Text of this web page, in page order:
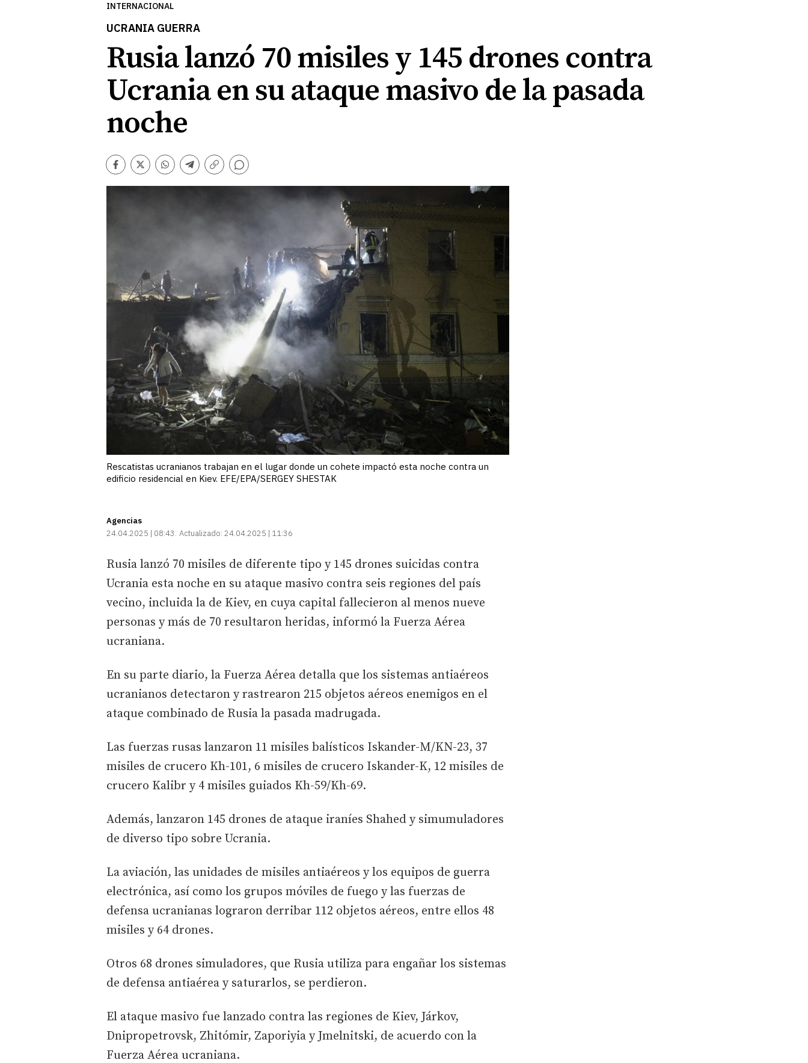
INTERNACIONAL
UCRANIA GUERRA
Rusia lanzó 70 misiles y 145 drones contra
Ucrania en su ataque masivo de la pasada
noche
Facebook
TwitterWhatsapp
Telegram
Copiar
enlace
Comentarios
Rescatistas ucranianos trabajan en el lugar donde un cohete impactó esta noche contra un
edificio residencial en Kiev. EFE/EPA/SERGEY SHESTAK
Agencias
24.04.2025 | 08:43 Actualizado: 24.04.2025 | 11:36
Rusia lanzó 70 misiles de diferente tipo y 145 drones suicidas contra
Ucrania esta noche en su ataque masivo contra seis regiones del país
vecino, incluida la de Kiev, en cuya capital fallecieron al menos nueve
personas y más de 70 resultaron heridas, informó la Fuerza Aérea
ucraniana.
En su parte diario, la Fuerza Aérea detalla que los sistemas antiaéreos
ucranianos detectaron y rastrearon 215 objetos aéreos enemigos en el
ataque combinado de Rusia la pasada madrugada.
Las fuerzas rusas lanzaron 11 misiles balísticos Iskander-M/KN-23, 37
misiles de crucero Kh-101, 6 misiles de crucero Iskander-K, 12 misiles de
crucero Kalibr y 4 misiles guiados Kh-59/Kh-69.
Además, lanzaron 145 drones de ataque iraníes Shahed y simumuladores
de diverso tipo sobre Ucrania.
La aviación, las unidades de misiles antiaéreos y los equipos de guerra
electrónica, así como los grupos móviles de fuego y las fuerzas de
defensa ucranianas lograron derribar 112 objetos aéreos, entre ellos 48
misiles y 64 drones.
Otros 68 drones simuladores, que Rusia utiliza para engañar los sistemas
de defensa antiaérea y saturarlos, se perdieron.
El ataque masivo fue lanzado contra las regiones de Kiev, Járkov,
Dnipropetrovsk, Zhitómir, Zaporiyia y Jmelnitski, de acuerdo con la
Fuerza Aérea ucraniana.